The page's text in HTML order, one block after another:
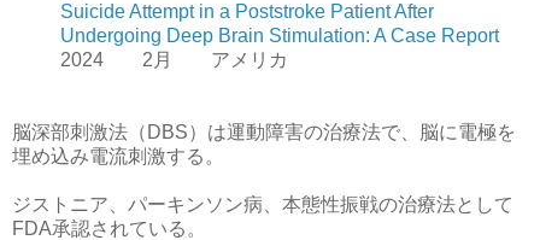
Suicide Attempt in a Poststroke Patient After
Undergoing Deep Brain Stimulation: A Case Report
2024 2月 アメリカ
脳深部刺激法（DBS）は運動障害の治療法で、脳に電極を
埋め込み電流刺激する。
ジストニア、パーキンソン病、本態性振戦の治療法として
FDA承認されている。